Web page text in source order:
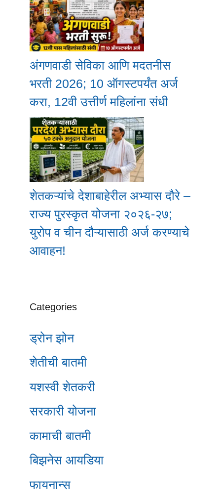
अंगणवाडी सेविका आणि मदतनीस
भरती 2026; 10 ऑगस्टपर्यंत अर्ज
करा, 12वी उत्तीर्ण महिलांना संधी
शेतकऱ्यांचे देशाबाहेरील अभ्यास दौरे –
राज्य पुरस्कृत योजना २०२६-२७;
युरोप व चीन दौऱ्यासाठी अर्ज करण्याचे
आवाहन!
Categories
ड्रोन झोन
शेतीची बातमी
यशस्वी शेतकरी
सरकारी योजना
कामाची बातमी
बिझनेस आयडिया
फायनान्स